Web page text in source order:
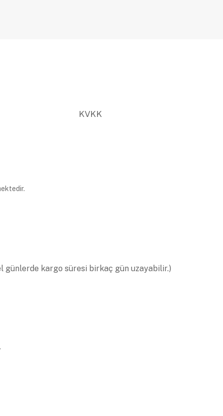
KVKK
günlerde kargo süresi birkaç gün uzayabilir.)